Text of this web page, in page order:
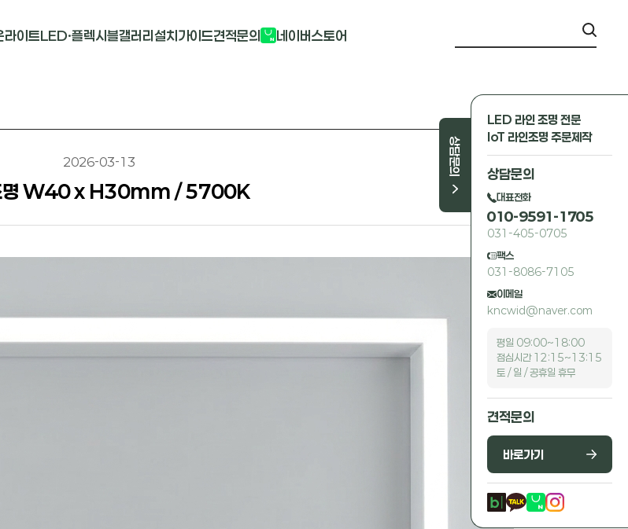
라이트
COB
LED·플렉시블
바리솔PCB
갤러리설치가이드견적문의 네이버스토어
상담문의
LED 라인 조명 전문
IoT 라인조명 주문제작
상담문의
대표전화
010-9591-1705
031-405-0705
팩스
031-8086-7105
이메일
kncwid@naver.com
평일 09:00~18:00
점심시간 12:15~13:15
토 / 일 / 공휴일 휴무
견적문의
바로가기
2026-03-13
명 W40 x H30mm / 5700K